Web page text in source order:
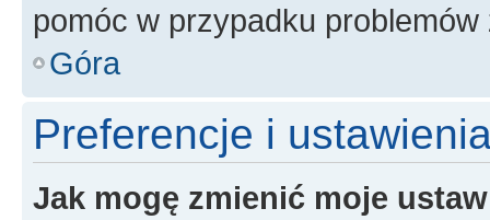
pomóc w przypadku
Góra
Preferencje i
Jak mogę zmienić moje